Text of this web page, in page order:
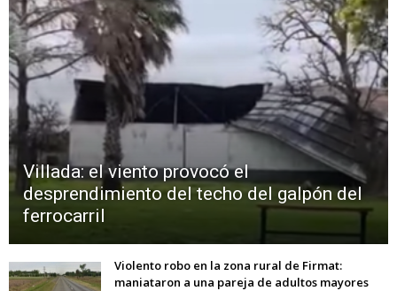
Villada: el viento provocó el
desprendimiento del techo del galpón del
ferrocarril
Violento robo en la zona rural de Firmat:
maniataron a una pareja de adultos mayores